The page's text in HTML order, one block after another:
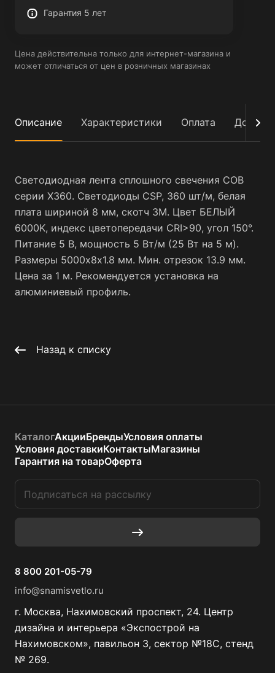
Гарантия 5 лет
Цена действительна только для интернет-магазина и
может отличаться от цен в розничных магазинах
Описание Характеристики Оплата
Светодиодная лента сплошного свечения COB
серии X360. Светодиоды CSP, 360 шт/м, белая
плата шириной 8 мм, скотч 3M. Цвет БЕЛЫЙ
6000K, индекс цветопередачи CRI>90, угол 150°.
Питание 5 В, мощность 5 Вт/м (25 Вт на 5 м).
Размеры 5000х8х1.8 мм. Мин. отрезок 13.9 мм.
Цена за 1 м. Рекомендуется установка на
алюминиевый профиль.
Назад к списку
КаталогАкцииБрендыУсловия оплаты
Условия доставкиКонтактыМагазины
Гарантия на товарОферта
8 800 201-05-79
info@snamisvetlo.ru
г. Москва, Нахимовский проспект, 24. Центр
дизайна и интерьера «Экспострой на
Нахимовском», павильон 3, сектор №18С, стенд
№ 269.